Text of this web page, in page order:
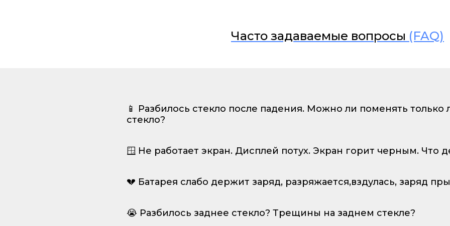
Часто задаваемые вопросы (FAQ)
📱 Разбилось стекло после падения. Можно ли поменять только
стекло?
🪟 Не работает экран. Дисплей потух. Экран горит черным. Что
💔 Батарея слабо держит заряд, разряжается,вздулась, заряд
😭 Разбилось заднее стекло? Трещины на заднем стекле?